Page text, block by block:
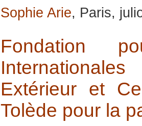
Sophie Arie, Paris,
Fondation
Extérieur et
Tolède pour la